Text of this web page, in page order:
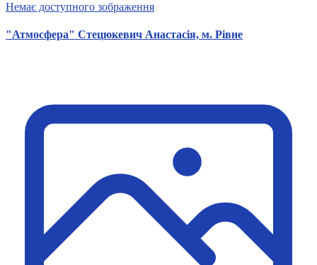
Немає доступного зображення
"Атмосфера" Стецюкевич Анастасія, м. Рівне